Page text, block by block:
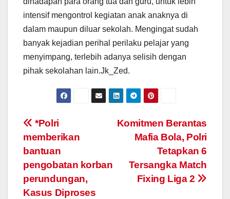
intensif mengontrol kegiatan anak anaknya di
dalam maupun diluar sekolah. Mengingat sudah
banyak kejadian perihal perilaku pelajar yang
menyimpang, terlebih adanya selisih dengan
pihak sekolahan lain.Jk_Zed.
Post
navigation
Komitmen Berantas
Mafia Bola, Polri
Tetapkan 6
Tersangka Match
Fixing Liga 2
*Polri
memberikan
bantuan
pengobatan korban
perundungan,
Kasus Diproses